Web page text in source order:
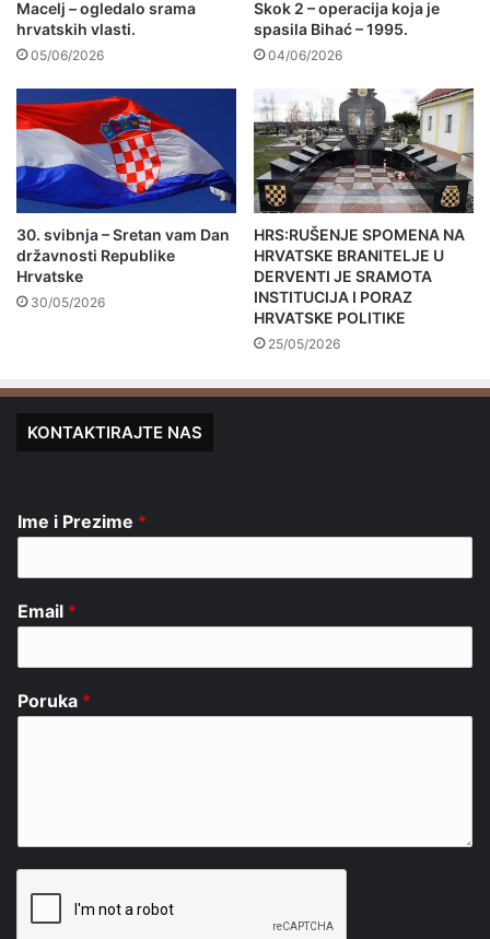
Macelj – ogledalo srama
hrvatskih vlasti.
05/06/2026
Skok 2 – operacija koja je
spasila Bihać – 1995.
04/06/2026
30. svibnja – Sretan vam Dan
državnosti Republike
Hrvatske
30/05/2026
HRS:RUŠENJE SPOMENA NA
HRVATSKE BRANITELJE U
DERVENTI JE SRAMOTA
INSTITUCIJA I PORAZ
HRVATSKE POLITIKE
25/05/2026
KONTAKTIRAJTE NAS
Ime i Prezime *
Email *
Poruka *